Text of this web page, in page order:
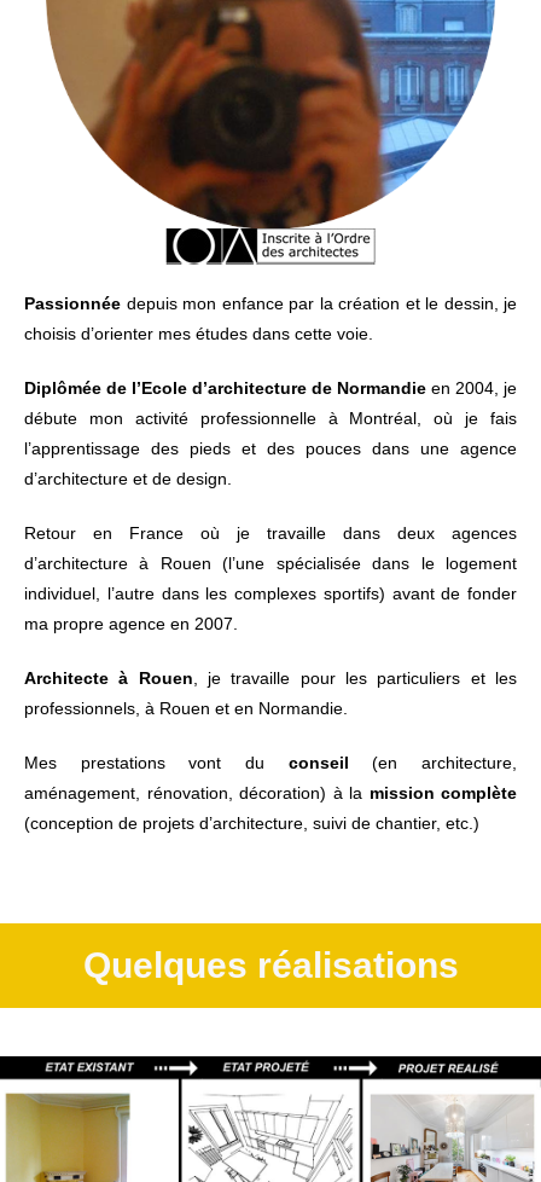
Passionnée depuis mon enfance par la création et le dessin, je
choisis d’orienter mes études dans cette voie.
Diplômée de l’Ecole d’architecture de Normandie en 2004, je
débute mon activité professionnelle à Montréal, où je fais
l’apprentissage des pieds et des pouces dans une agence
d’architecture et de design.
Retour en France où je travaille dans deux agences
d’architecture à Rouen (l’une spécialisée dans le logement
individuel, l’autre dans les complexes sportifs) avant de fonder
ma propre agence en 2007.
Architecte à Rouen , je travaille pour les particuliers et les
professionnels, à Rouen et en Normandie.
Mes prestations vont du conseil (en architecture,
aménagement, rénovation, décoration) à la mission complète
(conception de projets d’architecture, suivi de chantier, etc.)
Quelques réalisations